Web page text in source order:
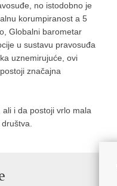
no istodobno je
korumpiranost a 5
Globalni barometar
u sustavu pravosuđa
uznemirujuće, ovi
značajna
i da postoji vrlo mala